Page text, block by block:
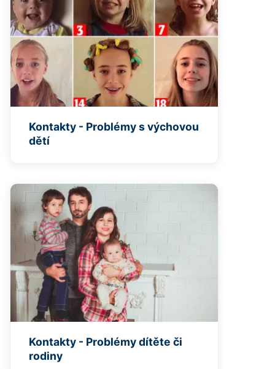
Kontakty - Problémy s výchovou
dětí
Kontakty - Problémy dítěte či
rodiny